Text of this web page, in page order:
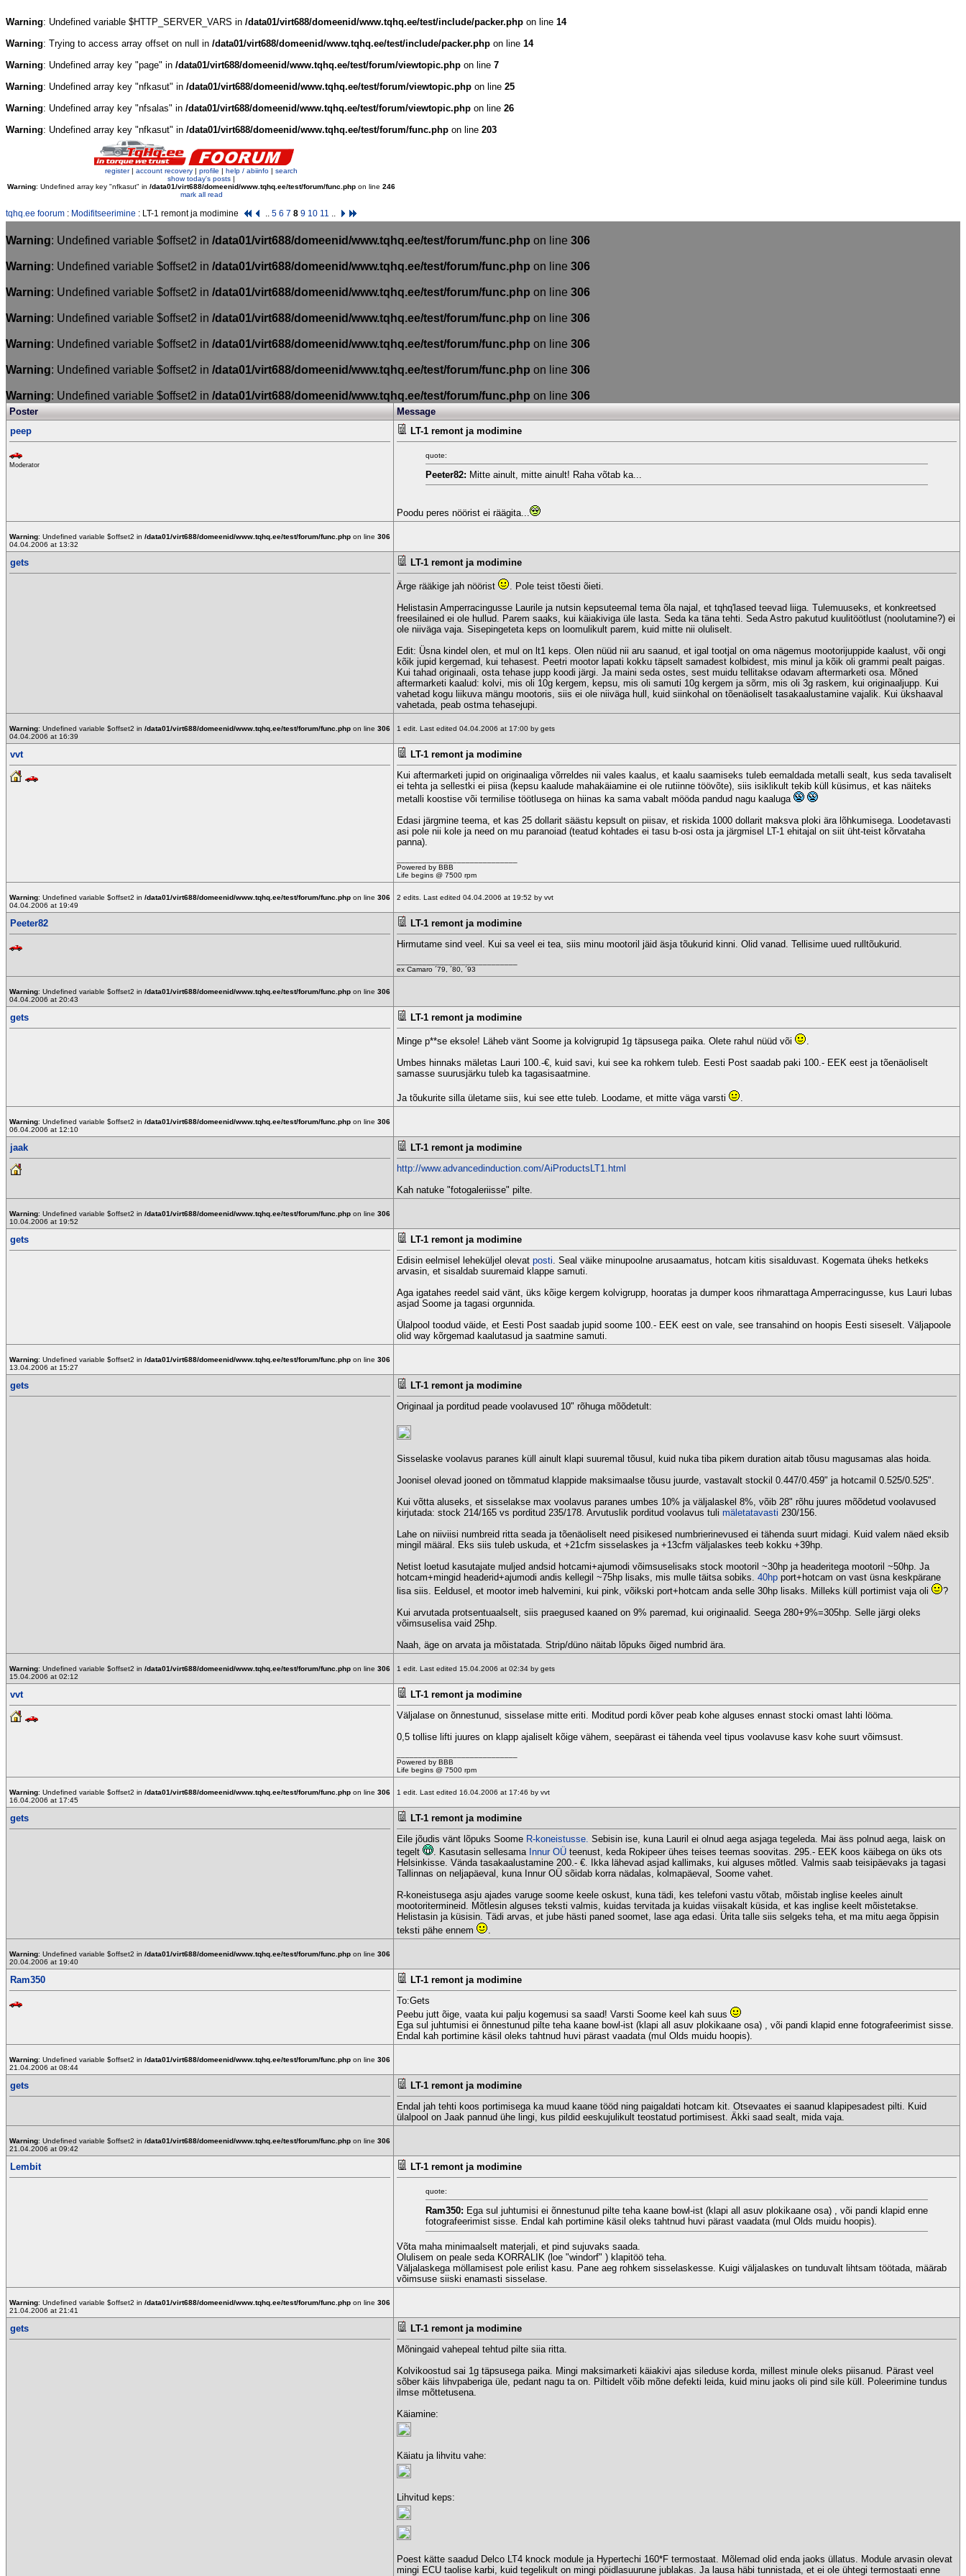
Warning: Undefined variable $HTTP_SERVER_VARS in /data01/virt688/domeenid/www.tqhq.ee/test/include/packer.php on line 14
Warning: Trying to access array offset on null in /data01/virt688/domeenid/www.tqhq.ee/test/include/packer.php on line 14
Warning: Undefined array key "page" in /data01/virt688/domeenid/www.tqhq.ee/test/forum/viewtopic.php on line 7
Warning: Undefined array key "nfkasut" in /data01/virt688/domeenid/www.tqhq.ee/test/forum/viewtopic.php on line 25
Warning: Undefined array key "nfsalas" in /data01/virt688/domeenid/www.tqhq.ee/test/forum/viewtopic.php on line 26
Warning: Undefined array key "nfkasut" in /data01/virt688/domeenid/www.tqhq.ee/test/forum/func.php on line 203
register| account recovery | profile | help / abiinfo | search
show today's posts |
Warning: Undefined array key "nfkasut" in /data01/virt688/domeenid/www.tqhq.ee/test/forum/func.php on line 246
mark all read
tqhq.ee foorum : Modifitseerimine : LT-1 remont ja modimine .. 5 6 7 8 9 10 11 ..
Warning: Undefined variable $offset2 in /data01/virt688/domeenid/www.tqhq.ee/test/forum/func.php on line 306
Warning: Undefined variable $offset2 in /data01/virt688/domeenid/www.tqhq.ee/test/forum/func.php on line 306
Warning: Undefined variable $offset2 in /data01/virt688/domeenid/www.tqhq.ee/test/forum/func.php on line 306
Warning: Undefined variable $offset2 in /data01/virt688/domeenid/www.tqhq.ee/test/forum/func.php on line 306
Warning: Undefined variable $offset2 in /data01/virt688/domeenid/www.tqhq.ee/test/forum/func.php on line 306
Warning: Undefined variable $offset2 in /data01/virt688/domeenid/www.tqhq.ee/test/forum/func.php on line 306
Warning: Undefined variable $offset2 in /data01/virt688/domeenid/www.tqhq.ee/test/forum/func.php on line 306
Poster
Message
peep
Moderator
LT-1 remont ja modimine
quote:
Peeter82: Mitte ainult, mitte ainult! Raha võtab ka...
Poodu peres nöörist ei räägita...
Warning: Undefined variable $offset2 in /data01/virt688/domeenid/www.tqhq.ee/test/forum/func.php on line 306
04.04.2006 at 13:32
gets LT-1 remont ja modimine
Ärge rääkige jah nöörist
. Pole teist tõesti õieti.
Helistasin Amperracingusse Laurile ja nutsin kepsuteemal tema õla najal, et tqhq'lased teevad liiga. Tulemuuseks, et konkreetsed
freesilained ei ole hullud. Parem saaks, kui käiakiviga üle lasta. Seda ka täna tehti. Seda Astro pakutud kuulitöötlust (noolutamine?) ei
ole niiväga vaja. Sisepingeteta keps on loomulikult parem, kuid mitte nii oluliselt.
Edit: Üsna kindel olen, et mul on lt1 keps. Olen nüüd nii aru saanud, et igal tootjal on oma nägemus mootorijuppide kaalust, või ongi
kõik jupid kergemad, kui tehasest. Peetri mootor lapati kokku täpselt samadest kolbidest, mis minul ja kõik oli grammi pealt paigas.
Kui tahad originaali, osta tehase jupp koodi järgi. Ja maini seda ostes, sest muidu tellitakse odavam aftermarketi osa. Mõned
aftermarketi kaalud: kolvi, mis oli 10g kergem, kepsu, mis oli samuti 10g kergem ja sõrm, mis oli 3g raskem, kui originaaljupp. Kui
vahetad kogu liikuva mängu mootoris, siis ei ole niiväga hull, kuid siinkohal on tõenäoliselt tasakaalustamine vajalik. Kui ükshaaval
vahetada, peab ostma tehasejupi.
Warning: Undefined variable $offset2 in /data01/virt688/domeenid/www.tqhq.ee/test/forum/func.php on line 306
04.04.2006 at 16:39
1 edit. Last edited 04.04.2006 at 17:00 by gets
vvt
LT-1 remont ja modimine
Kui aftermarketi jupid on originaaliga võrreldes nii vales kaalus, et kaalu saamiseks tuleb eemaldada metalli sealt, kus seda tavaliselt
ei tehta ja sellestki ei piisa (kepsu kaalude mahakäiamine ei ole rutiinne töövõte), siis isiklikult tekib küll küsimus, et kas näiteks
metalli koostise või termilise töötlusega on hiinas ka sama vabalt mööda pandud nagu kaaluga
Edasi järgmine teema, et kas 25 dollarit säästu kepsult on piisav, et riskida 1000 dollarit maksva ploki ära lõhkumisega. Loodetavasti
asi pole nii kole ja need on mu paranoiad (teatud kohtades ei tasu b-osi osta ja järgmisel LT-1 ehitajal on siit üht-teist kõrvataha
panna).
Powered by BBB
Life begins @ 7500 rpm
Warning: Undefined variable $offset2 in /data01/virt688/domeenid/www.tqhq.ee/test/forum/func.php on line 306
04.04.2006 at 19:49
2 edits. Last edited 04.04.2006 at 19:52 by vvt
Peeter82
LT-1 remont ja modimine
Hirmutame sind veel. Kui sa veel ei tea, siis minu mootoril jäid äsja tõukurid kinni. Olid vanad. Tellisime uued rulltõukurid.
ex Camaro ´79, ´80, ´93
Warning: Undefined variable $offset2 in /data01/virt688/domeenid/www.tqhq.ee/test/forum/func.php on line 306
04.04.2006 at 20:43
gets LT-1 remont ja modimine
Minge p**se eksole! Läheb vänt Soome ja kolvigrupid 1g täpsusega paika. Olete rahul nüüd või
.
Umbes hinnaks mäletas Lauri 100.-€, kuid savi, kui see ka rohkem tuleb. Eesti Post saadab paki 100.- EEK eest ja tõenäoliselt
samasse suurusjärku tuleb ka tagasisaatmine.
Ja tõukurite silla ületame siis, kui see ette tuleb. Loodame, et mitte väga varsti .
Warning: Undefined variable $offset2 in /data01/virt688/domeenid/www.tqhq.ee/test/forum/func.php on line 306
06.04.2006 at 12:10
jaak
LT-1 remont ja modimine
http://www.advancedinduction.com/AiProductsLT1.html
Kah natuke "fotogaleriisse" pilte.
Warning: Undefined variable $offset2 in /data01/virt688/domeenid/www.tqhq.ee/test/forum/func.php on line 306
10.04.2006 at 19:52
gets
LT-1 remont ja modimine
Edisin eelmisel leheküljel olevat posti. Seal väike minupoolne arusaamatus, hotcam kitis sisalduvast. Kogemata üheks hetkeks
arvasin, et sisaldab suuremaid klappe samuti.
Aga igatahes reedel said vänt, üks kõige kergem kolvigrupp, hooratas ja dumper koos rihmarattaga Amperracingusse, kus Lauri lubas
asjad Soome ja tagasi orgunnida.
Ülalpool toodud väide, et Eesti Post saadab jupid soome 100.- EEK eest on vale, see transahind on hoopis Eesti siseselt. Väljapoole
olid way kõrgemad kaalutasud ja saatmine samuti.
Warning: Undefined variable $offset2 in /data01/virt688/domeenid/www.tqhq.ee/test/forum/func.php on line 306
13.04.2006 at 15:27
gets
LT-1 remont ja modimine
Originaal ja porditud peade voolavused 10" rõhuga mõõdetult:
Sisselaske voolavus paranes küll ainult klapi suuremal tõusul, kuid nuka tiba pikem duration aitab tõusu magusamas alas hoida.
Joonisel olevad jooned on tõmmatud klappide maksimaalse tõusu juurde, vastavalt stockil 0.447/0.459" ja hotcamil 0.525/0.525".
Kui võtta aluseks, et sisselakse max voolavus paranes umbes 10% ja väljalaskel 8%, võib 28" rõhu juures mõõdetud voolavused
kirjutada: stock 214/165 vs porditud 235/178. Arvutuslik porditud voolavus tuli mäletatavasti 230/156.
Lahe on niiviisi numbreid ritta seada ja tõenäoliselt need pisikesed numbrierinevused ei tähenda suurt midagi. Kuid valem näed eksib
mingil määral. Eks siis tuleb uskuda, et +21cfm sisselaskes ja +13cfm väljalaskes teeb kokku +39hp.
Netist loetud kasutajate muljed andsid hotcami+ajumodi võimsuselisaks stock mootoril ~30hp ja headeritega mootoril ~50hp. Ja
hotcam+mingid headerid+ajumodi andis kellegil ~75hp lisaks, mis mulle täitsa sobiks. 40hp port+hotcam on vast üsna keskpärane
lisa siis. Eeldusel, et mootor imeb halvemini, kui pink, võikski port+hotcam anda selle 30hp lisaks. Milleks küll portimist vaja oli
?
Kui arvutada protsentuaalselt, siis praegused kaaned on 9% paremad, kui originaalid. Seega 280+9%=305hp. Selle järgi oleks
võimsuselisa vaid 25hp.
Naah, äge on arvata ja mõistatada. Strip/düno näitab lõpuks õiged numbrid ära.
Warning: Undefined variable $offset2 in /data01/virt688/domeenid/www.tqhq.ee/test/forum/func.php on line 306
15.04.2006 at 02:12
1 edit. Last edited 15.04.2006 at 02:34 by gets
vvt
LT-1 remont ja modimine
Väljalase on õnnestunud, sisselase mitte eriti. Moditud pordi kõver peab kohe alguses ennast stocki omast lahti lööma.
0,5 tollise lifti juures on klapp ajaliselt kõige vähem, seepärast ei tähenda veel tipus voolavuse kasv kohe suurt võimsust.
Powered by BBB
Life begins @ 7500 rpm
Warning: Undefined variable $offset2 in /data01/virt688/domeenid/www.tqhq.ee/test/forum/func.php on line 306
16.04.2006 at 17:45
1 edit. Last edited 16.04.2006 at 17:46 by vvt
gets
LT-1 remont ja modimine
Eile jõudis vänt lõpuks Soome R-koneistusse. Sebisin ise, kuna Lauril ei olnud aega asjaga tegeleda. Mai äss polnud aega, laisk on
tegelt
. Kasutasin sellesama Innur OÜ teenust, keda Rokipeer ühes teises teemas soovitas. 295.- EEK koos käibega on üks ots
Helsinkisse. Vända tasakaalustamine 200.- €. Ikka lähevad asjad kallimaks, kui alguses mõtled. Valmis saab teisipäevaks ja tagasi
Tallinnas on neljapäeval, kuna Innur OÜ sõidab korra nädalas, kolmapäeval, Soome vahet.
R-koneistusega asju ajades varuge soome keele oskust, kuna tädi, kes telefoni vastu võtab, mõistab inglise keeles ainult
mootoritermineid. Mõtlesin alguses teksti valmis, kuidas tervitada ja kuidas viisakalt küsida, et kas inglise keelt mõistetakse.
Helistasin ja küsisin. Tädi arvas, et jube hästi paned soomet, lase aga edasi. Ürita talle siis selgeks teha, et ma mitu aega õppisin
teksti pähe ennem
.
Warning: Undefined variable $offset2 in /data01/virt688/domeenid/www.tqhq.ee/test/forum/func.php on line 306
20.04.2006 at 19:40
Ram350
LT-1 remont ja modimine
To:Gets
Peebu jutt õige, vaata kui palju kogemusi sa saad! Varsti Soome keel kah suus
Ega sul juhtumisi ei õnnestunud pilte teha kaane bowl-ist (klapi all asuv plokikaane osa) , või pandi klapid enne fotografeerimist sisse.
Endal kah portimine käsil oleks tahtnud huvi pärast vaadata (mul Olds muidu hoopis).
Warning: Undefined variable $offset2 in /data01/virt688/domeenid/www.tqhq.ee/test/forum/func.php on line 306
21.04.2006 at 08:44
gets
LT-1 remont ja modimine
Endal jah tehti koos portimisega ka muud kaane tööd ning paigaldati hotcam kit. Otsevaates ei saanud klapipesadest pilti. Kuid
ülalpool on Jaak pannud ühe lingi, kus pildid eeskujulikult teostatud portimisest. Äkki saad sealt, mida vaja.
Warning: Undefined variable $offset2 in /data01/virt688/domeenid/www.tqhq.ee/test/forum/func.php on line 306
21.04.2006 at 09:42
Lembit LT-1 remont ja modimine
quote:
Ram350: Ega sul juhtumisi ei õnnestunud pilte teha kaane bowl-ist (klapi all asuv plokikaane osa) , või pandi klapid enne
fotografeerimist sisse. Endal kah portimine käsil oleks tahtnud huvi pärast vaadata (mul Olds muidu hoopis).
Võta maha minimaalselt materjali, et pind sujuvaks saada.
Olulisem on peale seda KORRALIK (loe "windorf" ) klapitöö teha.
Väljalaskega möllamisest pole erilist kasu. Pane aeg rohkem sisselaskesse. Kuigi väljalaskes on tunduvalt lihtsam töötada, määrab
võimsuse siiski enamasti sisselase.
Warning: Undefined variable $offset2 in /data01/virt688/domeenid/www.tqhq.ee/test/forum/func.php on line 306
21.04.2006 at 21:41
gets
LT-1 remont ja modimine
Mõningaid vahepeal tehtud pilte siia ritta.
Kolvikoostud sai 1g täpsusega paika. Mingi maksimarketi käiakivi ajas sileduse korda, millest minule oleks piisanud. Pärast veel
sõber käis lihvpaberiga üle, pedant nagu ta on. Piltidelt võib mõne defekti leida, kuid minu jaoks oli pind sile küll. Poleerimine tundus
ilmse mõttetusena.
Käiamine:
Käiatu ja lihvitu vahe:
Lihvitud keps:
Poest kätte saadud Delco LT4 knock module ja Hypertechi 160*F termostaat. Mõlemad olid enda jaoks üllatus. Module arvasin olevat
mingi ECU taolise karbi, kuid tegelikult on mingi pöidlasuurune jublakas. Ja lausa häbi tunnistada, et ei ole ühtegi termostaati enne